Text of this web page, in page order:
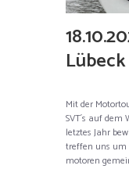
Lübeck
Mit der
SVT´s auf
letztes Jahr
treffen uns um
motoren